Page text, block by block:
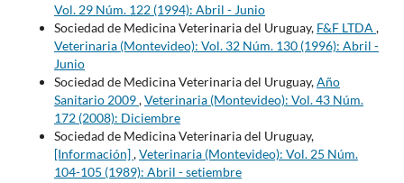
Vol. 29 Núm. 122 (1994): Abril - Junio
Sociedad de Medicina Veterinaria del Uruguay, F&F LTDA ,
Veterinaria (Montevideo): Vol. 32 Núm. 130 (1996): Abril -
Junio
Sociedad de Medicina Veterinaria del Uruguay,Año
Sanitario 2009,Veterinaria (Montevideo): Vol. 43 Núm.
172 (2008): Diciembre
Sociedad de Medicina Veterinaria del Uruguay,
[Información],Veterinaria (Montevideo): Vol. 25 Núm.
104-105 (1989): Abril - setiembre